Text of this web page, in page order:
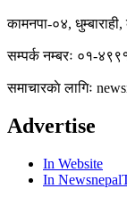
कामनपा-०४, धुम्बाराही,
सम्पर्क नम्बरः ०१-
समाचारकाे लागिः
Advertise
In Website
In